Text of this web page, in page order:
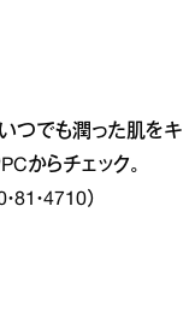
つでも潤った肌をキ
からチェック。
・4710）